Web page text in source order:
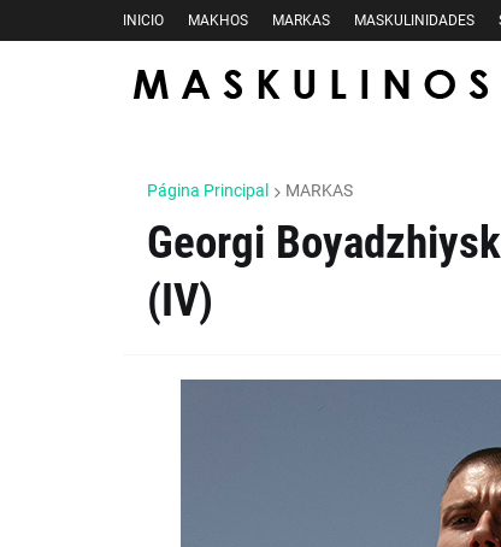
INICIO MAKHOS MARKAS MASKULINIDADES
Página Principal MARKAS
Georgi
(IV)